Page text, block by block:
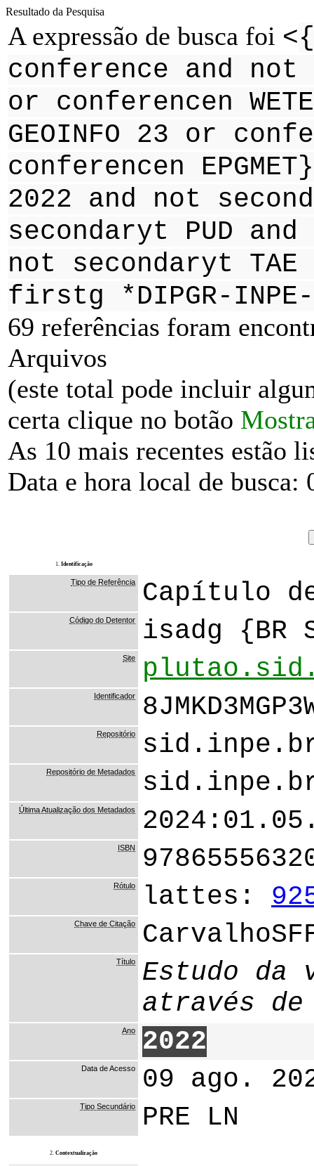
Resultado da Pesquisa
A expressão de busca foi <
conference and not
or conferencen
GEOINFO 23 or
conferencen
2022 and not
secondaryt PUD
not secondaryt
firstg *DIPGR-INPE-
69 referências foram
Arquivos
(este total pode incluir
certa clique no botão
As 10 mais recentes estão
Data e hora local de busca:
1. Identificação
Tipo de Referência Capítulo
Código do Detentor isadg {BR
Site
Identificador
Repositório
Repositório de Metadados
Última Atualização dos Metadados
ISBN
Rótulo lattes:
Chave de Citação
Título
Estudo da
através de
Ano 2022
Data de Acesso 09 ago.
Tipo Secundário PRE LN
2. Contextualização